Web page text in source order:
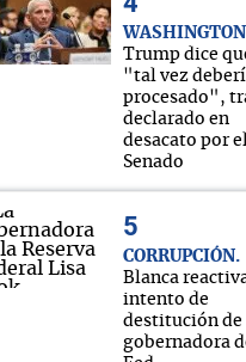
WASHINGTON
Trump dice
"tal vez
procesado",
declarado en
desacato por
Senado
CORRUPCIÓN
Blanca
intento de
destitución de
gobernadora